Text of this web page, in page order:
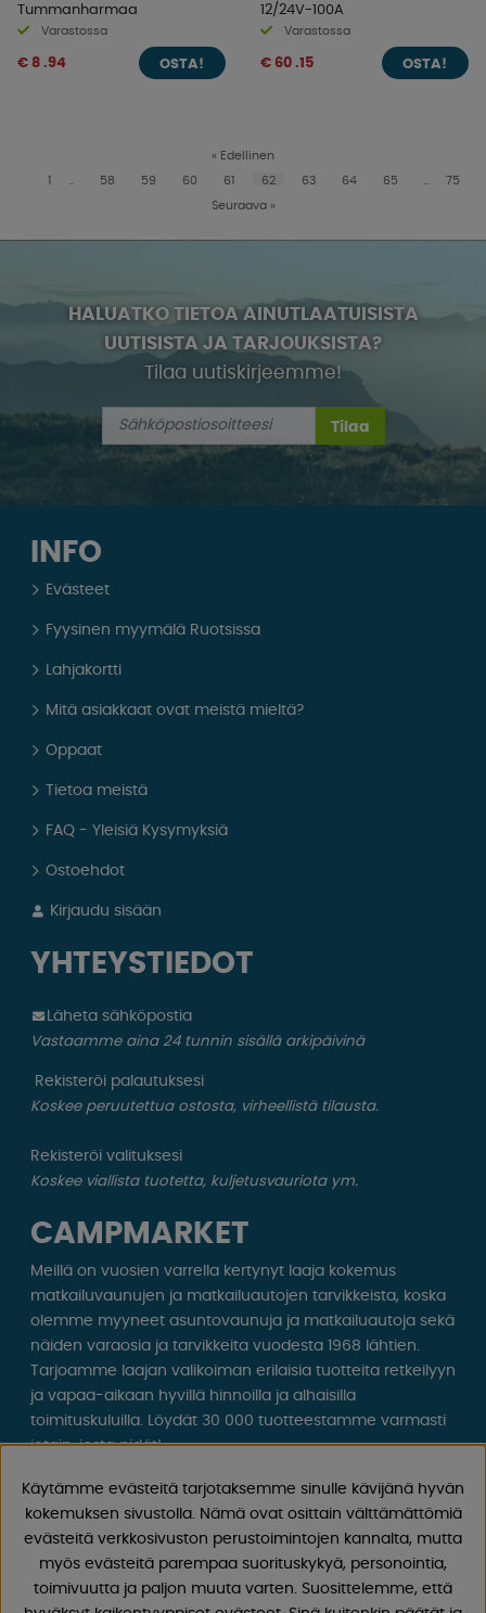
Tummanharmaa
Varastossa
€ 8 .94 OSTA!
12/24V-100A
Varastossa
€ 60 .15 OSTA!
« Edellinen
1 58 59 60 61 62 63 64 65 75
Seuraava »
HALUATKO TIETOA AINUTLAATUISISTA
UUTISISTA JA TARJOUKSISTA?
Tilaa uutiskirjeemme!
Tilaa
INFO
Evästeet
Fyysinen myymälä Ruotsissa
Lahjakortti
Mitä asiakkaat ovat meistä mieltä?
Oppaat
Tietoa meistä
FAQ - Yleisiä Kysymyksiä
Ostoehdot
Kirjaudu sisään
YHTEYSTIEDOT
Läheta sähköpostia
Vastaamme aina 24 tunnin sisällä arkipäivinä
Rekisteröi palautuksesi
Koskee peruutettua ostosta, virheellistä tilausta.
Rekisteröi valituksesi
Koskee viallista tuotetta, kuljetusvauriota ym.
CAMPMARKET
Meillä on vuosien varrella kertynyt laaja kokemus
matkailuvaunujen ja matkailuautojen tarvikkeista, koska
olemme myyneet asuntovaunuja ja matkailuautoja sekä
näiden varaosia ja tarvikkeita vuodesta 1968 lähtien.
Tarjoamme laajan valikoiman erilaisia ​​tuotteita retkeilyyn
ja vapaa-aikaan hyvillä hinnoilla ja alhaisilla
toimituskuluilla. Löydät 30 000 tuotteestamme varmasti
jotain, josta pidät!
Seuraa meitä Facebookissa ja Instagramissa saadaksesi
inspiraatiota, uutisia ja ainutlaatuisia tarjouksia.
Leirintäelämä alkaa meiltä!
Käytämme evästeitä tarjotaksemme sinulle kävijänä hyvän
kokemuksen sivustolla. Nämä ovat osittain välttämättömiä
evästeitä verkkosivuston perustoimintojen kannalta, mutta
myös evästeitä parempaa suorituskykyä, personointia,
toimivuutta ja paljon muuta varten. Suosittelemme, että